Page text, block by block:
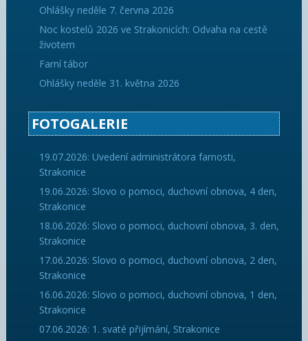
Ohlášky neděle 7. června 2026
Noc kostelů 2026 ve Strakonicích: Odvaha na cestě
životem
Farní tábor
Ohlášky neděle 31. května 2026
FOTOGALERIE
19.07.2026: Uvedení administrátora farnosti,
Strakonice
19.06.2026: Slovo o pomoci, duchovní obnova, 4 den,
Strakonice
18.06.2026: Slovo o pomoci, duchovní obnova, 3. den,
Strakonice
17.06.2026: Slovo o pomoci, duchovní obnova, 2 den,
Strakonice
16.06.2026: Slovo o pomoci, duchovní obnova, 1 den,
Strakonice
07.06.2026: 1. svaté přijímání, Strakonice